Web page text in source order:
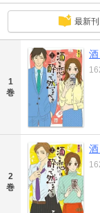
最新刊
1
巻
2
巻